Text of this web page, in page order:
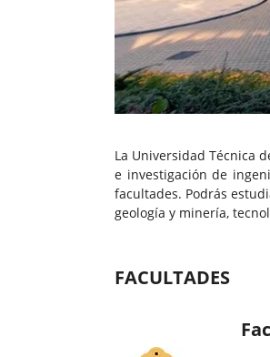
La Universidad Técnica
e investigación de
facultades. Podrás
geología y minería,
FACULTADES